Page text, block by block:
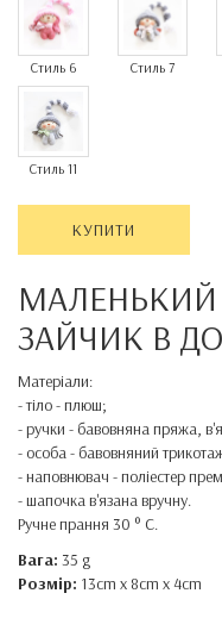
Стиль 6 Стиль 7
Стиль 11
КУПИТИ
МАЛЕНЬКИЙ
ЗАЙЧИК В
Матеріали:
-тіло-плюш;
-ручки - бавовнянапряжа,
- особа- бавовняний
-наповнювач -поліестер
-шапочкав'язанавручну.
Ручне прання 30 ° C.
Вага: 35 g
Розмір: 13cm x 8cm x 4cm